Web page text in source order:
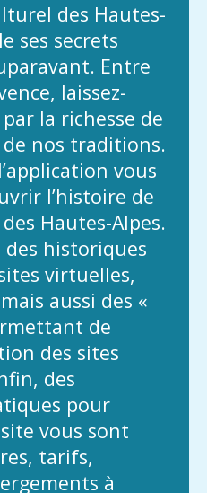
des Hautes-
ses secrets
Entre
laissez-
la richesse de
nos traditions.
vous
l’histoire de
Hautes-Alpes.
historiques
virtuelles,
aussi des «
de
des sites
des
pour
vous sont
tarifs,
à